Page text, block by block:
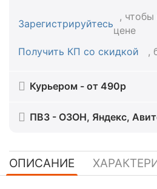
Зарегистрируйтесь
, чтобы
цене
Получить КП со скидкой
,
Курьером - от 490р
ПВЗ - ОЗОН, Яндекс,
ОПИСАНИЕ